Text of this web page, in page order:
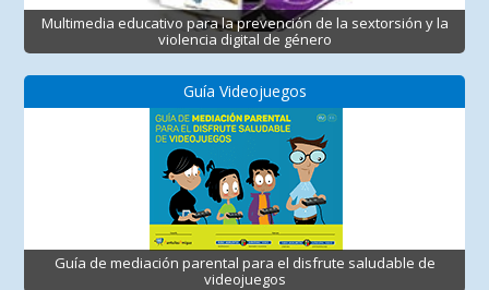
Multimedia educativo para la prevención de la sextorsión y la
violencia digital de género
Guía Videojuegos
Guía de mediación parental para el disfrute saludable de
videojuegos